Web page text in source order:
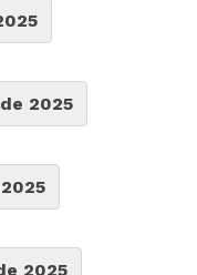
2025
2025